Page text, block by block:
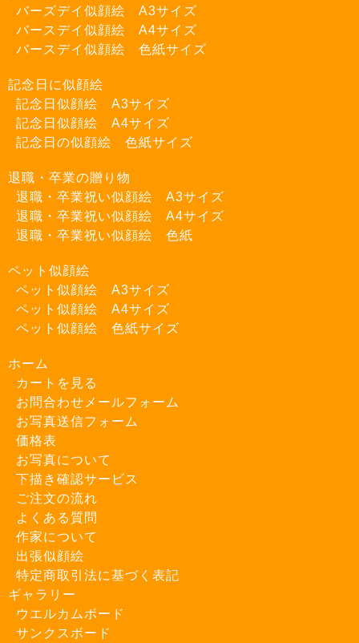
バーズデイ似顔絵 A3サイズ
バースデイ似顔絵 A4サイズ
バースデイ似顔絵 色紙サイズ
記念日に似顔絵
記念日似顔絵 A3サイズ
記念日似顔絵 A4サイズ
記念日の似顔絵 色紙サイズ
退職・卒業の贈り物
退職・卒業祝い似顔絵 A3サイズ
退職・卒業祝い似顔絵 A4サイズ
退職・卒業祝い似顔絵 色紙
ペット似顔絵
ペット似顔絵 A3サイズ
ペット似顔絵 A4サイズ
ペット似顔絵 色紙サイズ
ホーム
カートを見る
お問合わせメールフォーム
お写真送信フォーム
価格表
お写真について
下描き確認サービス
ご注文の流れ
よくある質問
作家について
出張似顔絵
特定商取引法に基づく表記
ギャラリー
ウエルカムボード
サンクスボード